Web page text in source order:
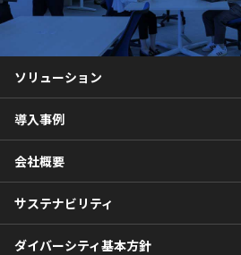
ソリューション
導入事例
会社概要
サステナビリティ
ダイバーシティ基本方針